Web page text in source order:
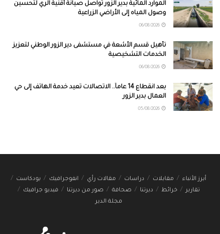
الموارد المائية بدير الزور تواصل صيانة أقنية الري لتحسين
وصول المياه إلى الأراضي الزراعية
تأهيل قسم الأشعة في مستشفى دير الزور الوطني لتعزيز
الخدمات التشخيصية
بعد انقطاع 14 عاماً.. الاتصالات تعيد خدمة الهاتف إلى حي
العمال بدير الزور
أبرز الأنباء مقابلات دراسات مقالات رأي انفوجرافيك
بودكاست
تقارير
خرائط ديرتنا صحافة صور من ديرتنا
فيديو جرافيك
مجلة الدير